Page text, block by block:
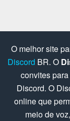
O melhor site
Discord BR. O
convites
Discord. O
online que
meio de